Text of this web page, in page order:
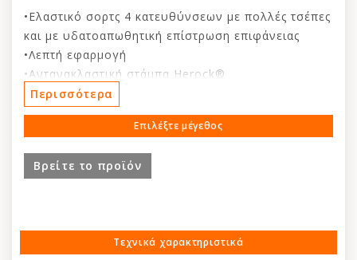
•Ελαστικό σορτς 4 κατευθύνσεων με πολλές τσέπες
και με υδατοαπωθητική επίστρωση επιφάνειας
•Λεπτή εφαρμογή
•Αντανακλαστική στάμπα Herock®
•Ελαστική ζώνη μέσης με απαλή αφή
•Ενισχυμένες τσέπες για καρφιά
•Κρυφό μπροστινό κουμπί
•2 πλαϊνές τσέπες
•Ενισχυμένη περιοχή των μηρών
•1 ενισχυμένη τσέπη χάρακα
•1 θήκη μαχαιριού
Περισσότερα
Επιλέξτε μέγεθος
Βρείτε το προϊόν
Τεχνικά χαρακτηριστικά